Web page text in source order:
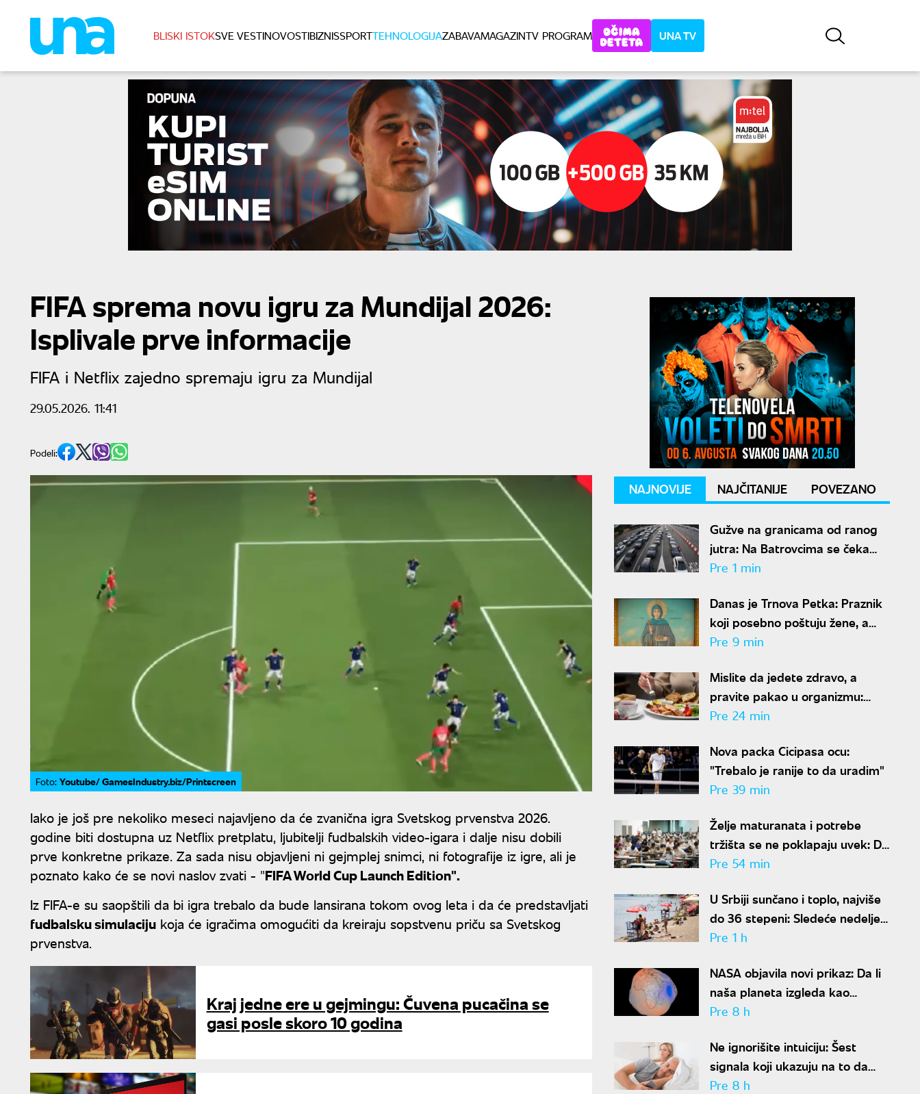
BLISKI ISTOKSVE VESTINOVOSTIBIZNISSPORTTEHNOLOGIJAZABAVAMAGAZINTV PROGRAM UNA TV
FIFA sprema novu igru za Mundijal 2026:
Isplivale prve informacije
FIFA i Netflix zajedno spremaju igru za Mundijal
29.05.2026. 11:41
Podeli:
Foto: Youtube/ GamesIndustry.biz/Printscreen
Iako je još pre nekoliko meseci najavljeno da će zvanična igra Svetskog prvenstva 2026.
godine biti dostupna uz Netflix pretplatu, ljubitelji fudbalskih video-igara i dalje nisu dobili
prve konkretne prikaze. Za sada nisu objavljeni ni gejmplej snimci, ni fotografije iz igre, ali je
poznato kako će se novi naslov zvati - "FIFA World Cup Launch Edition".
Iz FIFA-e su saopštili da bi igra trebalo da bude lansirana tokom ovog leta i da će predstavljati
fudbalsku simulaciju koja će igračima omogućiti da kreiraju sopstvenu priču sa Svetskog
prvenstva.
Kraj jedne ere u gejmingu: Čuvena pucačina se
gasi posle skoro 10 godina
NAJNOVIJE NAJČITANIJE POVEZANO
Gužve na granicama od ranog
jutra: Na Batrovcima se čeka
četiri sata, evo gde su još
Pre 1 min
Danas je Trnova Petka: Praznik
koji posebno poštuju žene, a
ovo su običaji i verovanja
Pre 9 min
Mislite da jedete zdravo, a
pravite pakao u organizmu:
Izbegavajte ove namirnice u
krvi nestabilan
Pre 24 min
Nova packa Cicipasa ocu:
"Trebalo je ranije to da uradim"
Pre 39 min
Želje maturanata i potrebe
tržišta se ne poklapaju uvek: Da
li popularnost fakulteta znači i
Pre 54 min
U Srbiji sunčano i toplo, najviše
do 36 stepeni: Sledeće nedelje
temperatura u porastu
Pre 1 h
NASA objavila novi prikaz: Da li
naša planeta izgleda kao
krompir ili kao plavi kliker?
Pre 8 h
Ne ignorišite intuiciju: Šest
signala koji ukazuju na to da
partner krije aferu
Pre 8 h